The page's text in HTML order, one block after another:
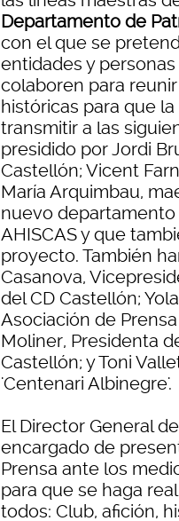
Departamento de
con el que se
entidades y
colaboren para
históricas para que
transmitir a las
presidido por Jordi
Castellón; Vicent
María Arquimbau,
nuevo departamento
AHISCAS y que
proyecto. También
Casanova,
del CD Castellón;
Asociación de
Moliner, Presidenta
Castellón; y Toni
'Centenari Albinegre'.
El Director General
encargado de
Prensa ante los
para que se haga
todos: Club, afición,